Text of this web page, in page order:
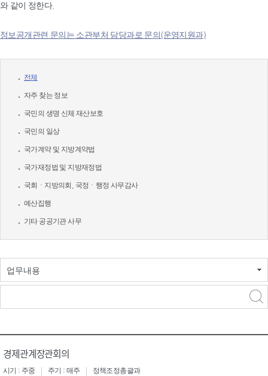
와 같이 정한다.
정보공개관련 문의는 소관부처 담당과로 문의(운영지원과)
전체
자주 찾는 정보
국민의 생명 신체 재산보호
국민의 일상
국가계약 및 지방계약법
국가재정법 및 지방재정법
국회ㆍ지방의회, 국정ㆍ행정 사무감사
예산집행
기타 공공기관 사무
업무내용
경제관계장관회의
시기 : 주중 주기 : 매주
정책조정총괄과